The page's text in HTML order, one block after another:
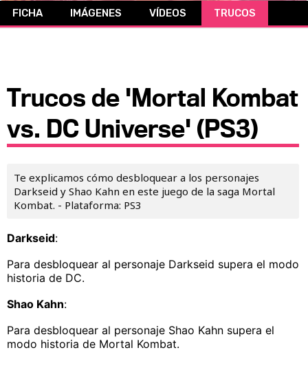
CÓMICS
FICHA IMÁGENES VÍDEOS TRUCOS
Trucos de 'Mortal Kombat
vs. DC Universe' (PS3)
Te explicamos cómo desbloquear a los personajes
Darkseid y Shao Kahn en este juego de la saga Mortal
Kombat. - Plataforma: PS3
Darkseid:
Para desbloquear al personaje Darkseid supera el modo
historia de DC.
Shao Kahn:
Para desbloquear al personaje Shao Kahn supera el
modo historia de Mortal Kombat.